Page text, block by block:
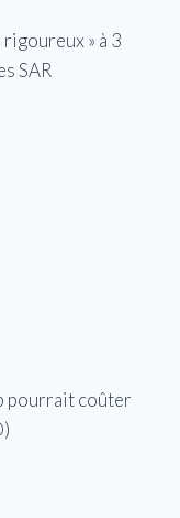
» à 3
SAR
pourrait coûter